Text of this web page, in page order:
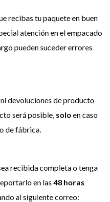
recibas tu paquete en buen
atención en el empacado
pueden suceder errores
devoluciones de producto
será posible, solo en caso
de fábrica.
recibida completa o tenga
en las 48 horas
al siguiente correo: